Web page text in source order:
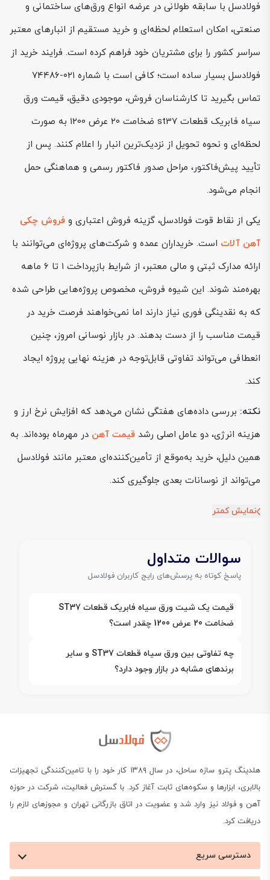
فولادسل با سابقه طولانی در عرضه انواع ورق‌های ساختمانی و
صنعتی، امکان استعلام لحظه‌ای و خرید مستقیم از انبارهای معتبر
سراسر کشور را برای مشتریان خود فراهم کرده است. فرایند خرید از
فولادسل بسیار ساده است؛ کافی است با شماره ۰۲۱-۷۴۴۸۶
تماس بگیرید تا کارشناسان فروش، موجودی دقیق، قیمت ورق
سیاه فابریک قطعات st37 ضخامت 20 عرض 1200 به صورت
لحظه‌ای و نحوه تحویل از نزدیک‌ترین انبار را اعلام کنند. پس از
تأیید پیش‌فاکتور، مراحل صدور فاکتور رسمی و هماهنگی حمل
انجام می‌شود.
یکی از نقاط قوت فولادسل، گزینه فروش اعتباری و فروش چکی
آهن آلات است. خریداران عمده و شرکت‌های پروژه‌ای می‌توانند با
ارائه مدارک ثبتی و مالی معتبر، از شرایط بازپرداخت ۱ تا ۶ ماهه
بهره‌مند شوند. این شیوه فروش، مخصوص پروژه‌هایی طراحی شده
که به نقدینگی فوری نیاز دارند اما نمی‌خواهند فرصت خرید در
قیمت مناسب را از دست بدهند. در بازار نوسانی امروز، چنین
انعطافی می‌تواند تفاوتی قابل‌توجه در هزینه نهایی پروژه ایجاد
کند.
نکته: بررسی داده‌های هفتگی نشان می‌دهد که افزایش نرخ ارز و
هزینه انرژی، دو عامل اصلی رشد قیمت آهن در مهرماه بوده‌اند. به
همین دلیل، خرید به‌موقع از تأمین‌کننده‌ای معتبر مانند فولادسل
می‌تواند از نوسانات بعدی جلوگیری کند.
نمایش کمتر
سوالات متداول
پاسخ کوتاه به پرسش‌های رایج کاربران فولادسل
قیمت یک شیت ورق سیاه فابریک قطعات ST37
ضخامت 20 عرض 1200 چقدر است؟
چه تفاوتی بین ورق سیاه قطعات ST37 و سایر
برندهای مشابه در بازار وجود دارد؟
هلدینگ پترو سازه ساحل، در سال ۱۳۸۹ کار خود را با تامین‌کنندگی تجهیزات
بالابری، ابزارها و سکوه‌های ثابت آغاز کرد. با گسترش فعالیت، شرکت در حوزه
آهن و فولاد نیز وارد شد و عضویت در اتاق بازرگانی تهران و مجوزهای لازم را
دریافت کرد.
دسترسی سریع